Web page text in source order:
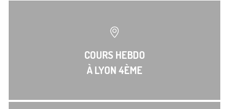
COURS HEBDO
À LYON 4ÈME